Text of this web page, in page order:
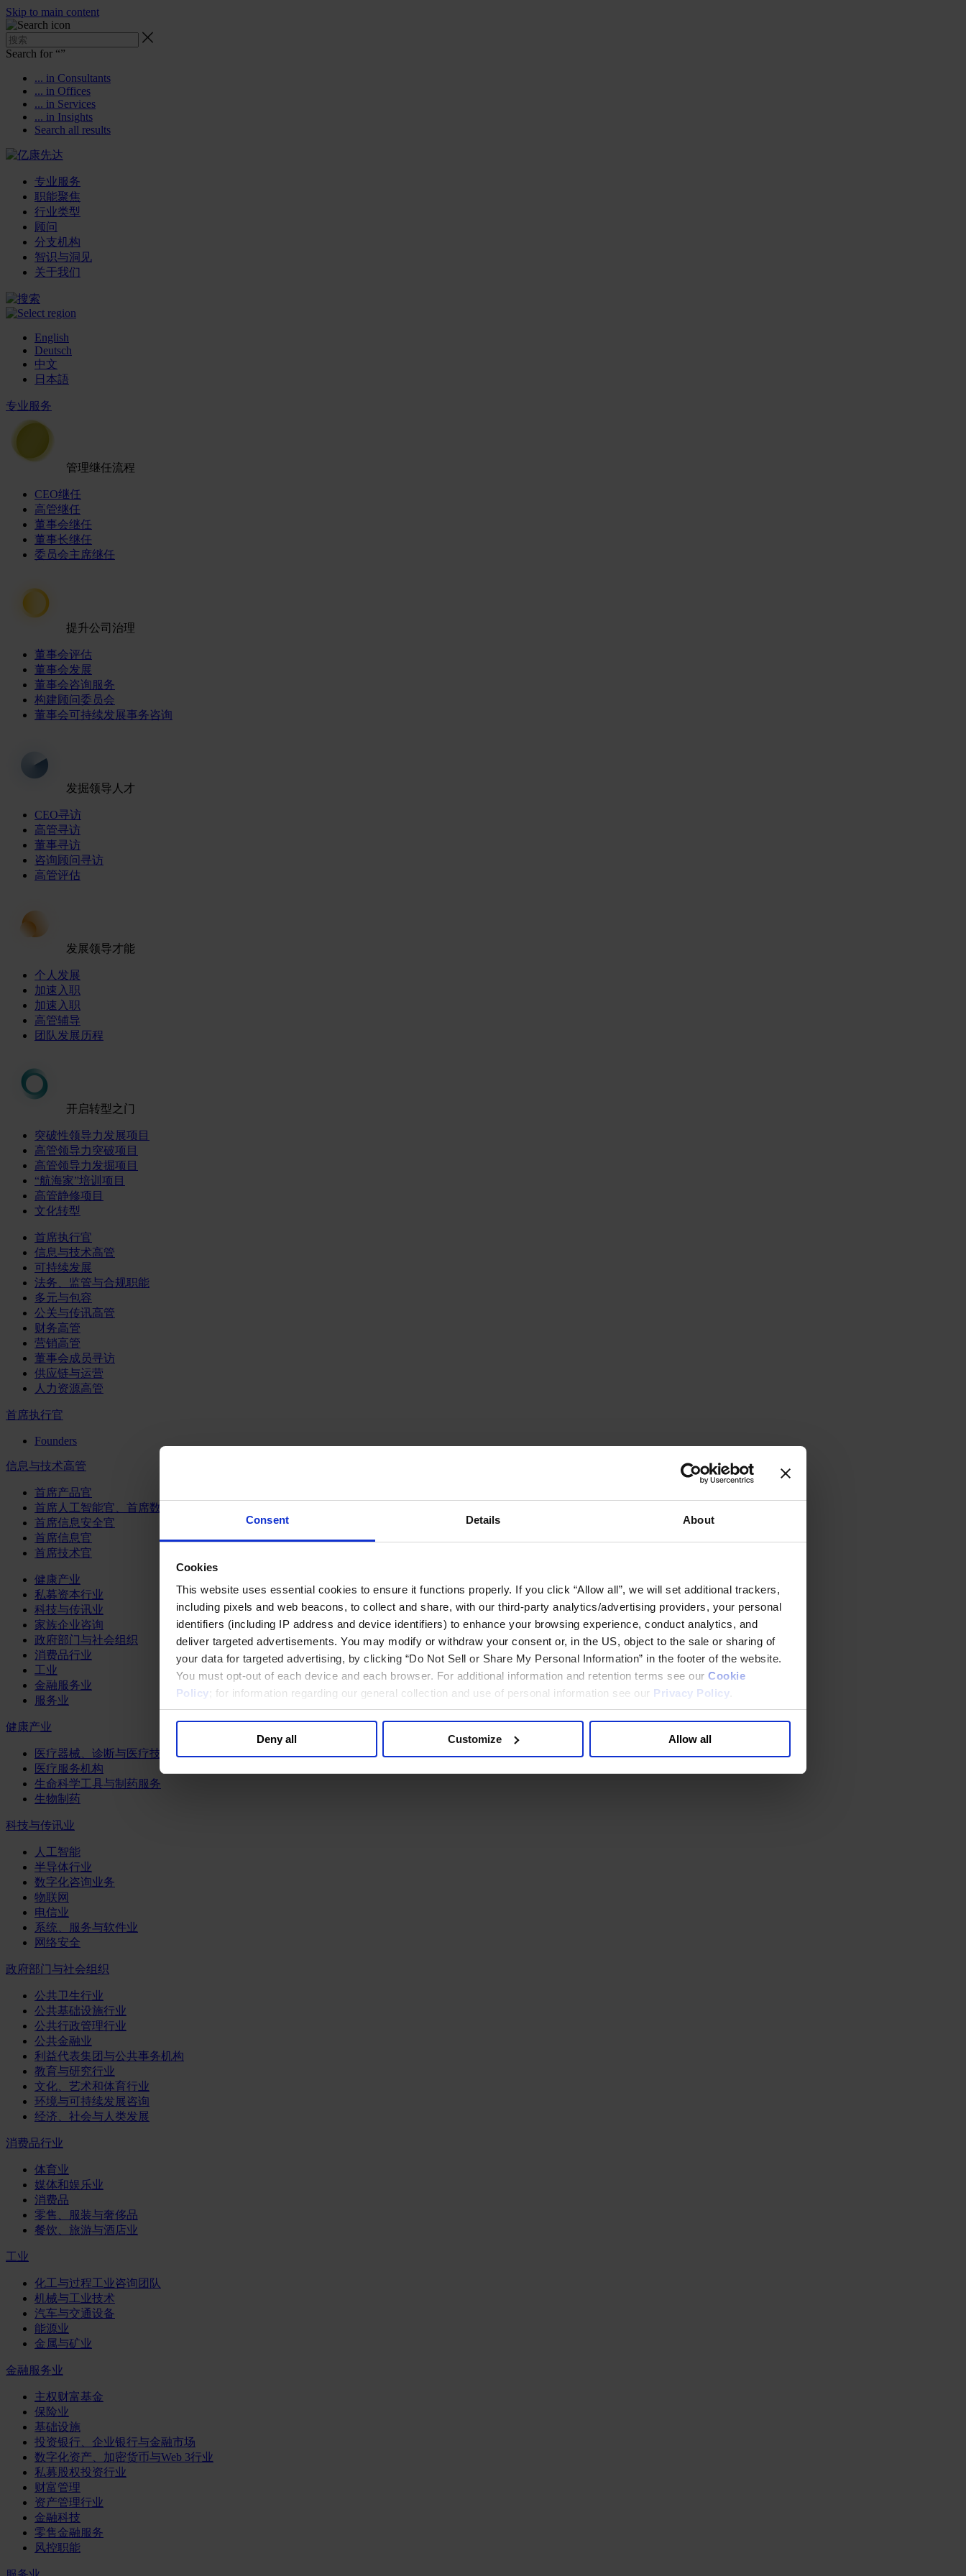
Consent Details About
Cookies
This website uses essential cookies to ensure it functions properly. If you click “Allow all”, we will set additional trackers,
including pixels and web beacons, to collect and share, with our third-party analytics/advertising providers, your personal
identifiers (including IP address and device identifiers) to enhance your browsing experience, conduct analytics, and
deliver targeted advertisements. You may modify or withdraw your consent or, in the US, object to the sale or sharing of
your data for targeted advertising, by clicking “Do Not Sell or Share My Personal Information” in the footer of the website.
You must opt-out of each device and each browser. For additional information and retention terms see our Cookie
Policy; for information regarding our general collection and use of personal information see our Privacy Policy
Deny all Customize Allow all
Skip to main content
Search for “”
... in Consultants
... in Offices
... in Services
... in Insights
Search all results
专业服务
职能聚焦
行业类型
顾问
分支机构
智识与洞见
关于我们
English
Deutsch
中文
日本語
专业服务
管理继任流程
CEO继任
高管继任
董事会继任
董事长继任
委员会主席继任
提升公司治理
董事会评估
董事会发展
董事会咨询服务
构建顾问委员会
董事会可持续发展事务咨询
发掘领导人才
CEO寻访
高管寻访
董事寻访
咨询顾问寻访
高管评估
发展领导才能
个人发展
加速入职
加速入职
高管辅导
团队发展历程
开启转型之门
突破性领导力发展项目
高管领导力突破项目
高管领导力发掘项目
“航海家”培训项目
高管静修项目
文化转型
首席执行官
信息与技术高管
可持续发展
法务、监管与合规职能
多元与包容
公关与传讯高管
财务高管
营销高管
董事会成员寻访
供应链与运营
人力资源高管
首席执行官
Founders
信息与技术高管
首席产品官
首席人工智能官、首席数据官和首席数据解析官
首席信息安全官
首席信息官
首席技术官
健康产业
私募资本行业
科技与传讯业
家族企业咨询
政府部门与社会组织
消费品行业
工业
金融服务业
服务业
健康产业
医疗器械、诊断与医疗技术
医疗服务机构
生命科学工具与制药服务
生物制药
科技与传讯业
人工智能
半导体行业
数字化咨询业务
物联网
电信业
系统、服务与软件业
网络安全
政府部门与社会组织
公共卫生行业
公共基础设施行业
公共行政管理行业
公共金融业
利益代表集团与公共事务机构
教育与研究行业
文化、艺术和体育行业
环境与可持续发展咨询
经济、社会与人类发展
消费品行业
体育业
媒体和娱乐业
消费品
零售、服装与奢侈品
餐饮、旅游与酒店业
工业
化工与过程工业咨询团队
机械与工业技术
汽车与交通设备
能源业
金属与矿业
金融服务业
主权财富基金
保险业
基础设施
投资银行、企业银行与金融市场
数字化资产、加密货币与Web 3行业
私募股权投资行业
财富管理
资产管理行业
金融科技
零售金融服务
风控职能